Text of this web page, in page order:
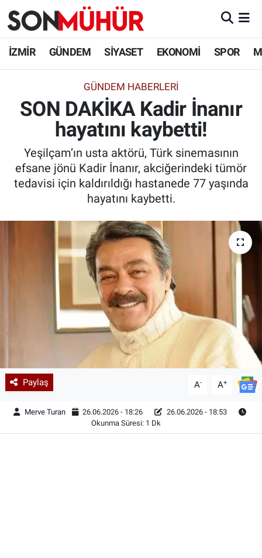
İZMİR GÜNDEM SİYASET EKONOMİ SPOR
GÜNDEM HABERLERI
SON DAKİKA Kadir İnanır
hayatını kaybetti!
Yeşilçam’ın usta aktörü, Türk sinemasının
efsane jönü Kadir İnanır, akciğerindeki tümör
tedavisi için kaldırıldığı hastanede 77 yaşında
hayatını kaybetti.
Paylaş A- A+
Merve Turan 26.06.2026 - 18:26
26.06.2026 - 18:53
Okunma Süresi: 1 Dk
İzmir Nöbetçi Eczaneler
İzmir Namaz Vakitleri
İzmir Trafik Yoğunluk Haritası
Süper Lig Puan Durumu ve Fikstür
Tüm Manşetler
Son Dakika Haberleri
Haber Arşivi